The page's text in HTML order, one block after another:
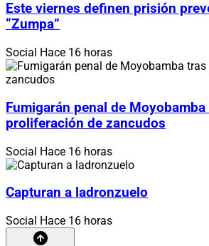
Este viernes definen prisión
“Zumpa”
Social Hace 16 horas
Fumigarán penal de Moyobamba
proliferación de zancudos
Social Hace 16 horas
Capturan a ladronzuelo
Social Hace 16 horas